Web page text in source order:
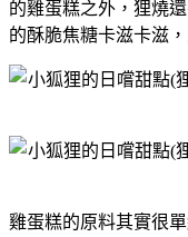
的雞蛋糕之外，狸燒
的酥脆焦糖卡滋卡滋
雞蛋糕的原料其實很